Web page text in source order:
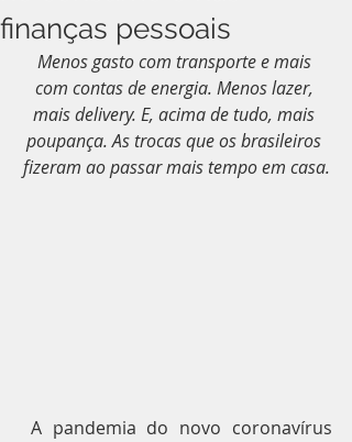
finanças pessoais
Menos gasto com transporte e mais
com contas de energia. Menos lazer,
mais delivery. E, acima de tudo, mais
poupança. As trocas que os brasileiros
fizeram ao passar mais tempo em casa.